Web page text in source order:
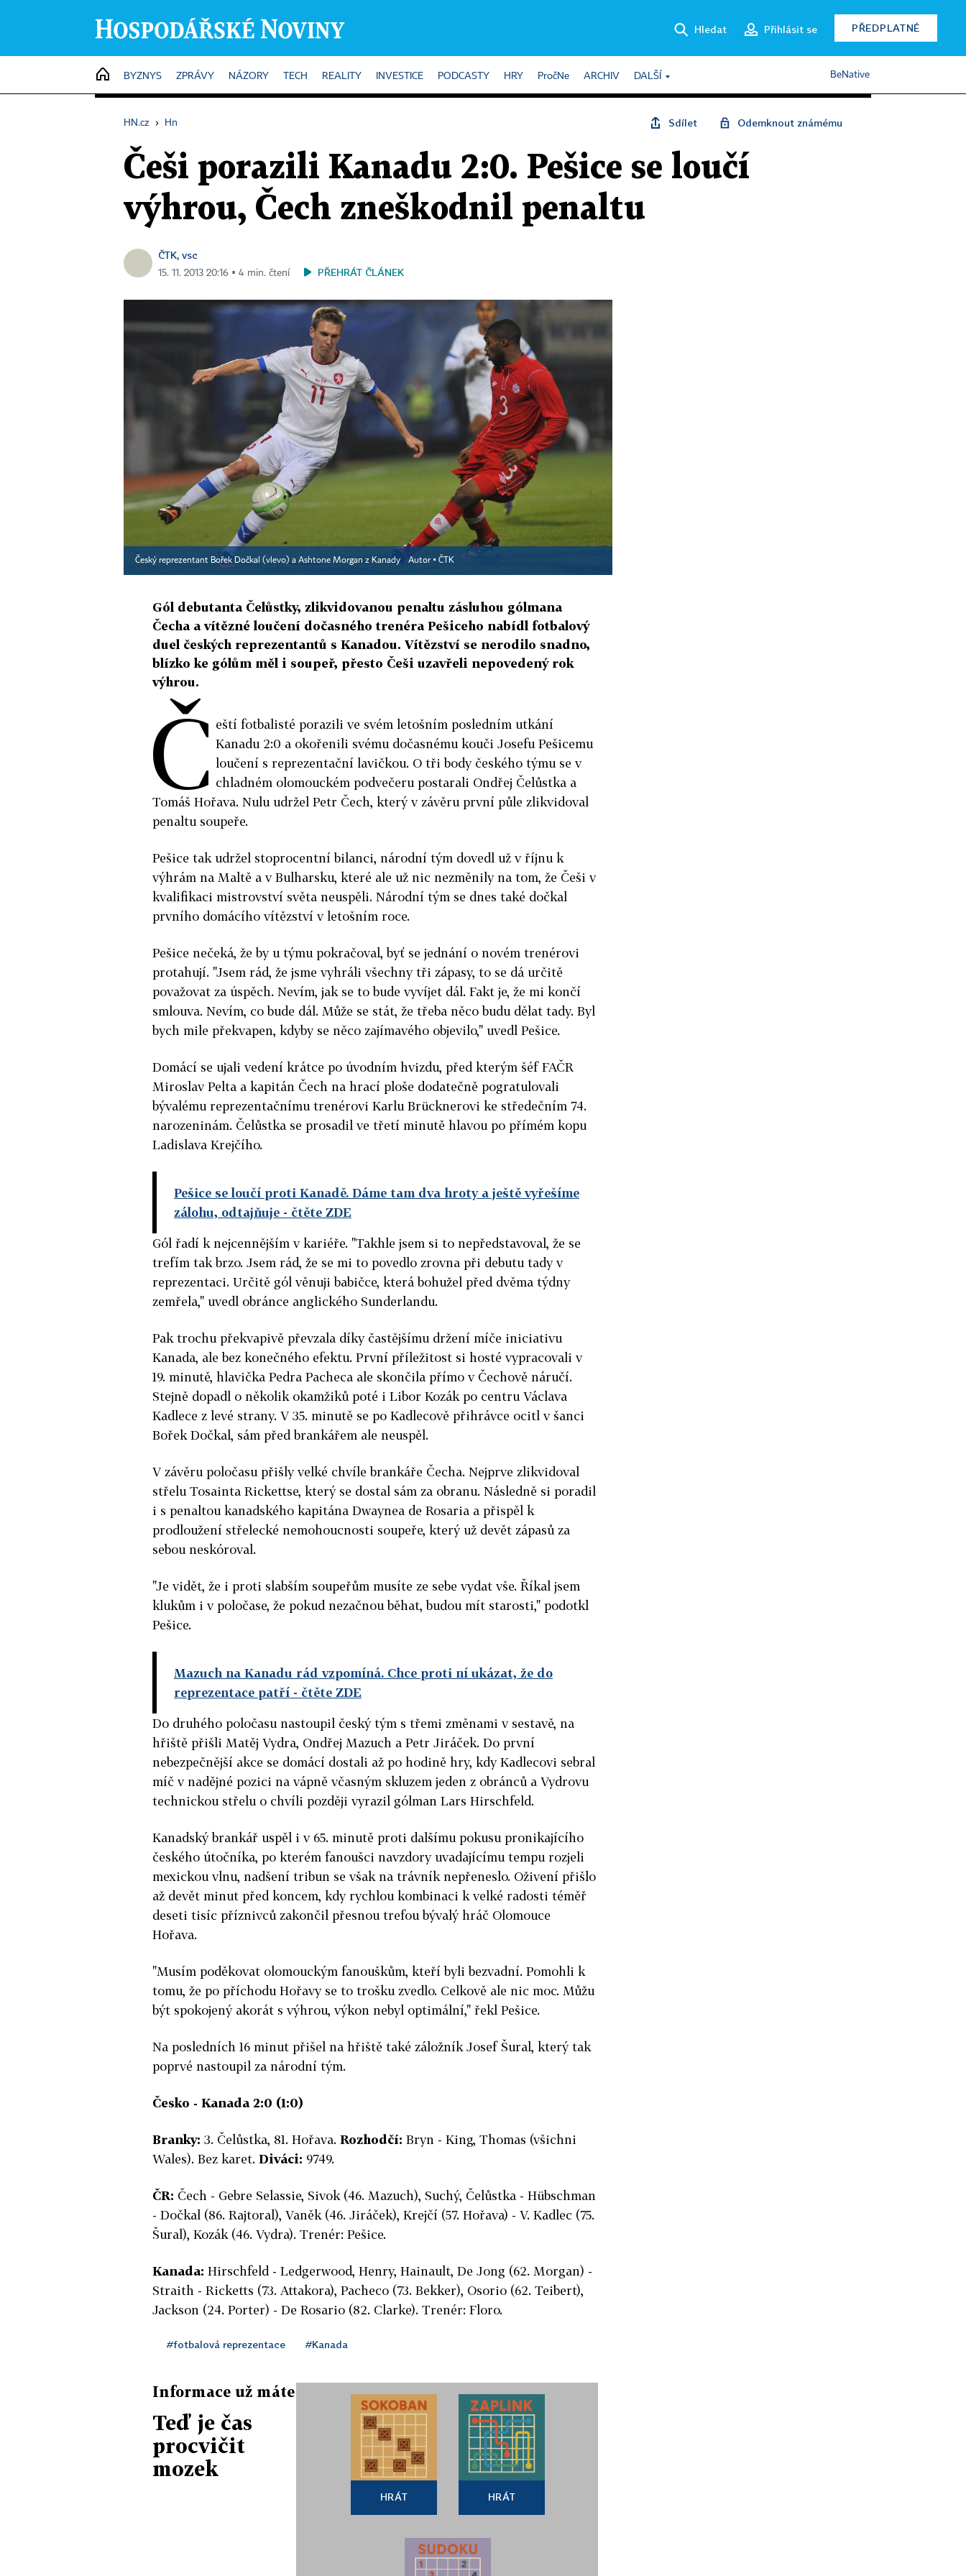
Hledat Přihlásit se PŘEDPLATNÉ
HOME
BYZNYS ZPRÁVY NÁZORY TECH REALITY INVESTICE PODCASTY HRY PročNe ARCHIV DALŠÍ BeNative
HN.cz › Hn Sdílet Odemknout známému
Češi porazili Kanadu 2:0. Pešice se loučí
výhrou, Čech zneškodnil penaltu
ČTK, vsc
15. 11. 2013 20:16 ▪ 4 min. čtení PŘEHRÁT ČLÁNEK
Český reprezentant Bořek Dočkal (vlevo) a Ashtone Morgan z Kanady Autor ▪ ČTK
Gól debutanta Čelůstky, zlikvidovanou penaltu zásluhou gólmana
Čecha a vítězné loučení dočasného trenéra Pešiceho nabídl fotbalový
duel českých reprezentantů s Kanadou. Vítězství se nerodilo snadno,
blízko ke gólům měl i soupeř, přesto Češi uzavřeli nepovedený rok
výhrou.
Č eští fotbalisté porazili ve svém letošním posledním utkání
Kanadu 2:0 a okořenili svému dočasnému kouči Josefu Pešicemu
loučení s reprezentační lavičkou. O tři body českého týmu se v
chladném olomouckém podvečeru postarali Ondřej Čelůstka a
Tomáš Hořava. Nulu udržel Petr Čech, který v závěru první půle zlikvidoval
penaltu soupeře.
Pešice tak udržel stoprocentní bilanci, národní tým dovedl už v říjnu k
výhrám na Maltě a v Bulharsku, které ale už nic nezměnily na tom, že Češi v
kvalifikaci mistrovství světa neuspěli. Národní tým se dnes také dočkal
prvního domácího vítězství v letošním roce.
Pešice nečeká, že by u týmu pokračoval, byť se jednání o novém trenérovi
protahují. "Jsem rád, že jsme vyhráli všechny tři zápasy, to se dá určitě
považovat za úspěch. Nevím, jak se to bude vyvíjet dál. Fakt je, že mi končí
smlouva. Nevím, co bude dál. Může se stát, že třeba něco budu dělat tady. Byl
bych mile překvapen, kdyby se něco zajímavého objevilo," uvedl Pešice.
Domácí se ujali vedení krátce po úvodním hvizdu, před kterým šéf FAČR
Miroslav Pelta a kapitán Čech na hrací ploše dodatečně pogratulovali
bývalému reprezentačnímu trenérovi Karlu Brücknerovi ke středečním 74.
narozeninám. Čelůstka se prosadil ve třetí minutě hlavou po přímém kopu
Ladislava Krejčího.
Pešice se loučí proti Kanadě. Dáme tam dva hroty a ještě vyřešíme
zálohu, odtajňuje - čtěte ZDE
Gól řadí k nejcennějším v kariéře. "Takhle jsem si to nepředstavoval, že se
trefím tak brzo. Jsem rád, že se mi to povedlo zrovna při debutu tady v
reprezentaci. Určitě gól věnuji babičce, která bohužel před dvěma týdny
zemřela," uvedl obránce anglického Sunderlandu.
Pak trochu překvapivě převzala díky častějšímu držení míče iniciativu
Kanada, ale bez konečného efektu. První příležitost si hosté vypracovali v
19. minutě, hlavička Pedra Pacheca ale skončila přímo v Čechově náručí.
Stejně dopadl o několik okamžiků poté i Libor Kozák po centru Václava
Kadlece z levé strany. V 35. minutě se po Kadlecově přihrávce ocitl v šanci
Bořek Dočkal, sám před brankářem ale neuspěl.
V závěru poločasu přišly velké chvíle brankáře Čecha. Nejprve zlikvidoval
střelu Tosainta Rickettse, který se dostal sám za obranu. Následně si poradil
i s penaltou kanadského kapitána Dwaynea de Rosaria a přispěl k
prodloužení střelecké nemohoucnosti soupeře, který už devět zápasů za
sebou neskóroval.
"Je vidět, že i proti slabším soupeřům musíte ze sebe vydat vše. Říkal jsem
klukům i v poločase, že pokud nezačnou běhat, budou mít starosti," podotkl
Pešice.
Mazuch na Kanadu rád vzpomíná. Chce proti ní ukázat, že do
reprezentace patří - čtěte ZDE
Do druhého poločasu nastoupil český tým s třemi změnami v sestavě, na
hřiště přišli Matěj Vydra, Ondřej Mazuch a Petr Jiráček. Do první
nebezpečnější akce se domácí dostali až po hodině hry, kdy Kadlecovi sebral
míč v nadějné pozici na vápně včasným skluzem jeden z obránců a Vydrovu
technickou střelu o chvíli později vyrazil gólman Lars Hirschfeld.
Kanadský brankář uspěl i v 65. minutě proti dalšímu pokusu pronikajícího
českého útočníka, po kterém fanoušci navzdory uvadajícímu tempu rozjeli
mexickou vlnu, nadšení tribun se však na trávník nepřeneslo. Oživení přišlo
až devět minut před koncem, kdy rychlou kombinaci k velké radosti téměř
deseti tisíc příznivců zakončil přesnou trefou bývalý hráč Olomouce
Hořava.
"Musím poděkovat olomouckým fanouškům, kteří byli bezvadní. Pomohli k
tomu, že po příchodu Hořavy se to trošku zvedlo. Celkově ale nic moc. Můžu
být spokojený akorát s výhrou, výkon nebyl optimální," řekl Pešice.
Na posledních 16 minut přišel na hřiště také záložník Josef Šural, který tak
poprvé nastoupil za národní tým.
Česko - Kanada 2:0 (1:0)
Branky: 3. Čelůstka, 81. Hořava. Rozhodčí: Bryn - King, Thomas (všichni
Wales). Bez karet. Diváci: 9749.
ČR: Čech - Gebre Selassie, Sivok (46. Mazuch), Suchý, Čelůstka - Hübschman
- Dočkal (86. Rajtoral), Vaněk (46. Jiráček), Krejčí (57. Hořava) - V. Kadlec (75.
Šural), Kozák (46. Vydra). Trenér: Pešice.
Kanada: Hirschfeld - Ledgerwood, Henry, Hainault, De Jong (62. Morgan) -
Straith - Ricketts (73. Attakora), Pacheco (73. Bekker), Osorio (62. Teibert),
Jackson (24. Porter) - De Rosario (82. Clarke). Trenér: Floro.
#fotbalová reprezentace #Kanada
Informace už máte
Teď je čas
procvičit
mozek
HRÁT HRÁT